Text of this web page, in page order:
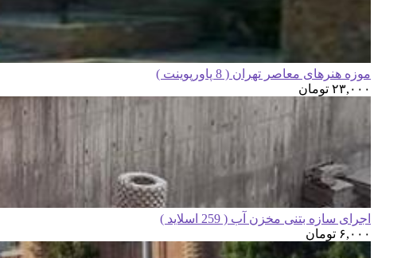
موزه هنرهای معاصر تهران ( 8 پاورپوینت )
۲۳,۰۰۰ تومان
اجرای سازه بتنی مخزن آب ( 259 اسلاید )
۶,۰۰۰ تومان